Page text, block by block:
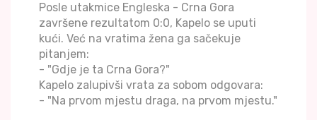
Posle utakmice Engleska - Crna Gora
završene rezultatom 0:0, Kapelo se uputi
kući. Već na vratima žena ga sačekuje
pitanjem:
- "Gdje je ta Crna Gora?"
Kapelo zalupivši vrata za sobom odgovara:
- "Na prvom mjestu draga, na prvom mjestu."